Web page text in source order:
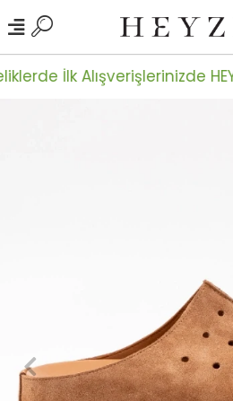
İlk Alışverişlerinizde